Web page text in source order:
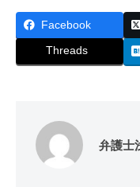
Facebook
Threads
弁護士